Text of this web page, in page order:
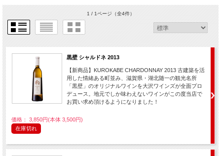
1 / 1ページ（全4件）
黒壁 シャルドネ 2013
【新商品】KUROKABE CHARDONNAY 2013 古建築を活
用した情緒ある町並み、滋賀県・湖北随一の観光名所
「黒壁」のオリジナルワインを大沢ワインズが全面プロ
デュース。地元でしか味わえないワインがこの度当店で
お買い求め頂けるようになりました！
価格： 3,850円(本体 3,500円)
在庫切れ